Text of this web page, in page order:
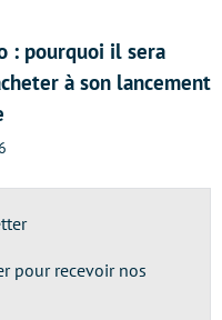
: pourquoi il sera
à son lancement
pour recevoir nos